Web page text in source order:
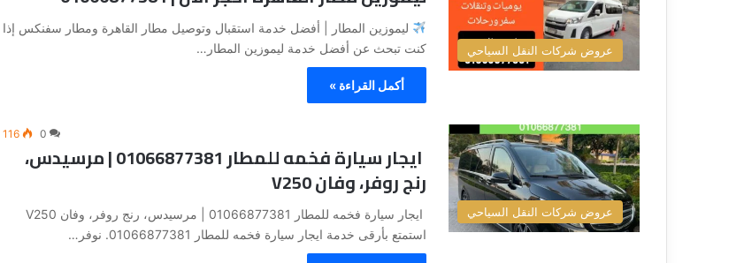
عروض شركات النقل السياحي
ليموزين المطار | أفضل خدمة استقبال وتوصيل مطار القاهرة ومطار سفنكس إذا
كنت تبحث عن أفضل خدمة ليموزين المطار…
أكمل القراءة »
عروض شركات النقل السياحي
0
116
ايجار سيارة فخمه للمطار 01066877381 | مرسيدس،
رنج روفر، وفان V250
ايجار سيارة فخمه للمطار 01066877381 | مرسيدس، رنج روفر، وفان V250
استمتع بأرقى خدمة ايجار سيارة فخمه للمطار 01066877381. نوفر…
ي
ا
ح
ة
ك
و
م
–
ر
قناة للسياحة دوت كوم – عروض
الفنادق
ا
ل
ا
ح
ي
عروض شركات النقل السياحي